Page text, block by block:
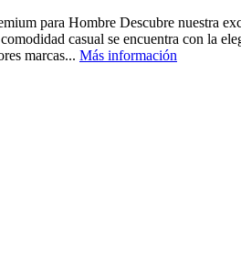
para Hombre Descubre nuestra
casual se encuentra con la
marcas... Más información